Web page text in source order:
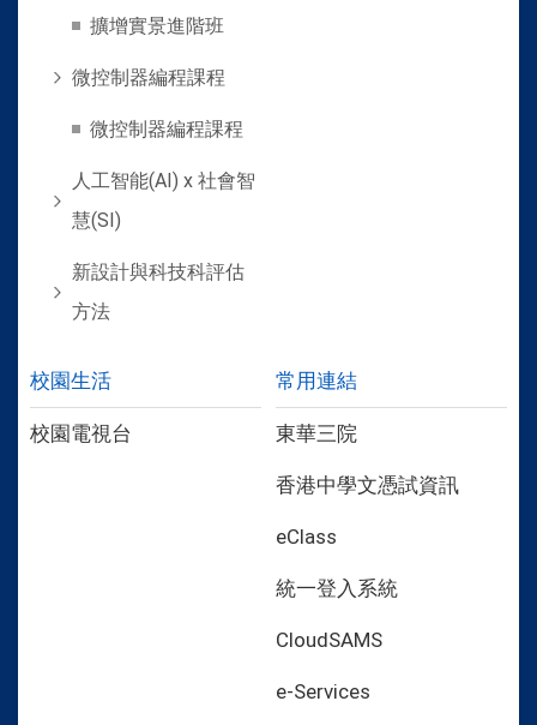
擴增實景進階班
微控制器編程課程
微控制器編程課程
人工智能(AI) x 社會智
慧(SI)
新設計與科技科評估
方法
校園生活
校園電視台
常用連結
東華三院
香港中學文憑試資訊
eClass
統一登入系統
CloudSAMS
e-Services